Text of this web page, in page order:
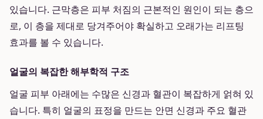
있습니다. 근막층은 피부 처짐의 근본적인 원인이 되는 층으
로, 이 층을 제대로 당겨주어야 확실하고 오래가는 리프팅
효과를 볼 수 있습니다.
얼굴의 복잡한 해부학적 구조
얼굴 피부 아래에는 수많은 신경과 혈관이 복잡하게 얽혀 있
습니다. 특히 얼굴의 표정을 만드는 안면 신경과 주요 혈관